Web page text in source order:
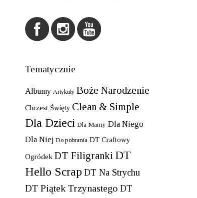
Tematycznie
Albumy Artykuły Boże Narodzenie
Chrzest Święty Clean & Simple
Dla Dzieci Dla Mamy Dla Niego
Dla Niej Do pobrania DT Craftowy
Ogródek DT Filigranki DT
Hello Scrap DT Na Strychu
DT Piątek Trzynastego DT